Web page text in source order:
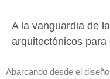
A la vanguardia de
arquitectónicos para
Abarcando desde el